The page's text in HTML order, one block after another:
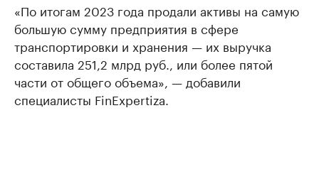
«По итогам 2023 года продали активы на самую
большую сумму предприятия в сфере
транспортировки и хранения — их выручка
составила 251,2 млрд руб., или более пятой
части от общего объема», — добавили
специалисты FinExpertiza.